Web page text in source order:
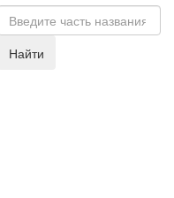
Найти